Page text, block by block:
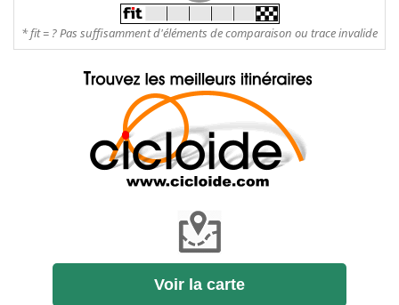
* fit = ? Pas suffisamment d'éléments de comparaison ou trace invalide
Voir la carte